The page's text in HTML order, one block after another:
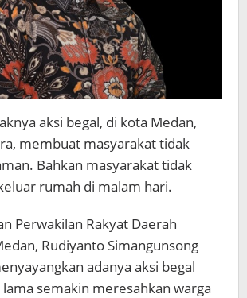
aksi begal, di kota Medan,
membuat masyarakat tidak
Bahkan masyarakat tidak
rumah di malam hari.
Perwakilan Rakyat Daerah
Rudiyanto Simangunsong
adanya aksi begal
semakin meresahkan warga